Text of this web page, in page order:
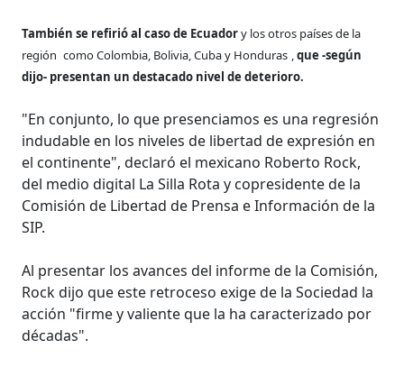
También se refirió al caso de Ecuadory los otros países de la
región como Colombia, Bolivia, Cuba y Honduras ,que -según
dijo- presentan un destacado nivel de deterioro.
"En conjunto, lo que presenciamos es una regresión
indudable en los niveles de libertad de expresión en
el continente", declaró el mexicano Roberto Rock,
del medio digital La Silla Rota y copresidente de la
Comisión de Libertad de Prensa e Información de la
SIP.
Al presentar los avances del informe de la Comisión,
Rock dijo que este retroceso exige de la Sociedad la
acción "firme y valiente que la ha caracterizado por
décadas".